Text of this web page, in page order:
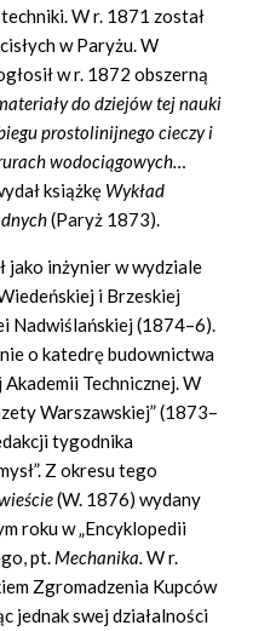
W r. 1871 został
w Paryżu. W
w r. 1872 obszerną
do dziejów tej nauki
prostolinijnego cieczy i
wodociągowych…
książkę Wykład
(Paryż 1873).
jako inżynier w wydziale
i Brzeskiej
Nadwiślańskiej (1874–6).
o katedrę budownictwa
Technicznej. W
Warszawskiej” (1873–
tygodnika
Z okresu tego
(W. 1876) wydany
roku w „Encyklopedii
pt. Mechanika.W r.
Zgromadzenia Kupców
jednak swej działalności